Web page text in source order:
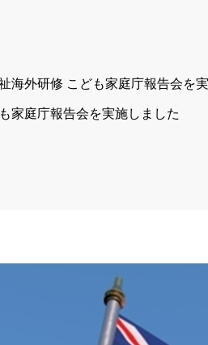
家庭庁報告会を実施しました